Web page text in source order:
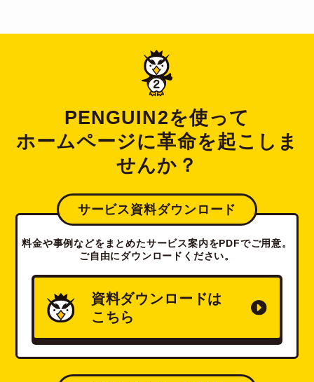
PENGUIN2を使って
ホームページに革命を起こしま
せんか？
サービス資料ダウンロード
料金や事例などをまとめたサービス案内をPDFでご用意。
ご自由にダウンロードください。
資料ダウンロードは
こちら